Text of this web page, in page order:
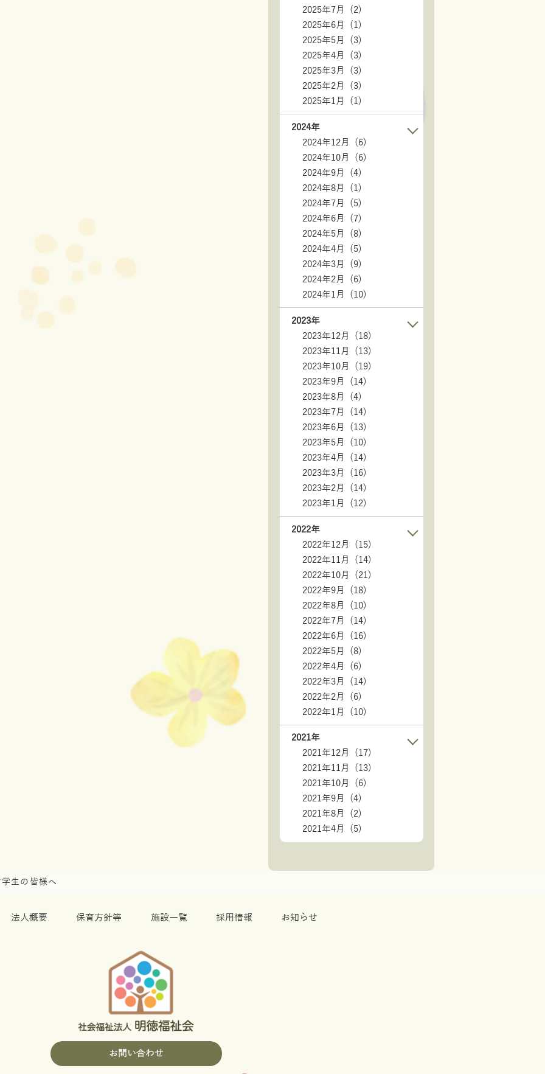
2025年7月 (2)
2025年6月 (1)
2025年5月 (3)
2025年4月 (3)
2025年3月 (3)
2025年2月 (3)
2025年1月 (1)
2024年
2024年12月 (6)
2024年10月 (6)
2024年9月 (4)
2024年8月 (1)
2024年7月 (5)
2024年6月 (7)
2024年5月 (8)
2024年4月 (5)
2024年3月 (9)
2024年2月 (6)
2024年1月 (10)
2023年
2023年12月 (18)
2023年11月 (13)
2023年10月 (19)
2023年9月 (14)
2023年8月 (4)
2023年7月 (14)
2023年6月 (13)
2023年5月 (10)
2023年4月 (14)
2023年3月 (16)
2023年2月 (14)
2023年1月 (12)
2022年
2022年12月 (15)
2022年11月 (14)
2022年10月 (21)
2022年9月 (18)
2022年8月 (10)
2022年7月 (14)
2022年6月 (16)
2022年5月 (8)
2022年4月 (6)
2022年3月 (14)
2022年2月 (6)
2022年1月 (10)
2021年
2021年12月 (17)
2021年11月 (13)
2021年10月 (6)
2021年9月 (4)
2021年8月 (2)
2021年4月 (5)
生の皆様へ
法人概要 保育方針等 施設一覧 採用情報 お知らせ
お問い合わせ